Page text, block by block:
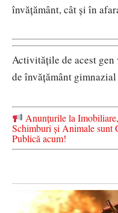
învăţământ, cât şi în
Activităţile de acest
de învăţământ
Anunțurile la
Schimburi și Animale sunt
Publică acum!